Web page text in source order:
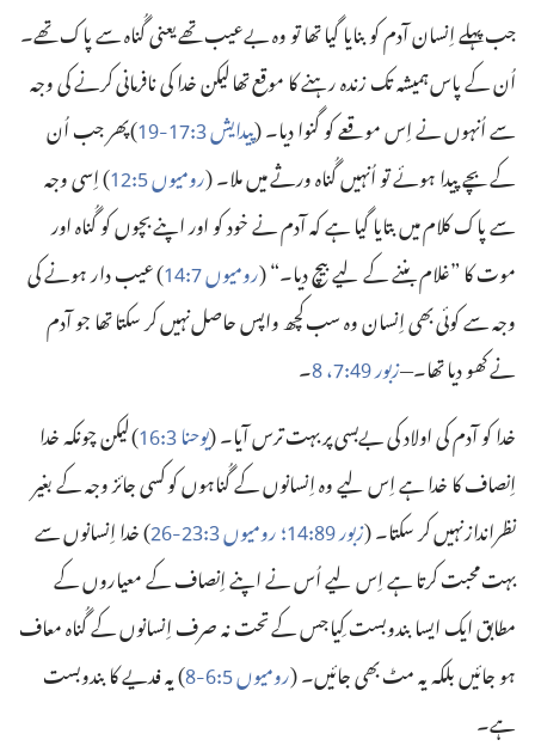
جب پہلے اِنسان آدم کو بنایا گیا تھا تو وہ بے‌عیب تھے یعنی گُناہ سے پاک تھے۔
اُن کے پاس ہمیشہ تک زندہ رہنے کا موقع تھا لیکن خدا کی نافرمانی کرنے کی وجہ
سے اُنہوں نے اِس موقعے کو گنوا دیا۔ (‏پیدایش3
‏:‏
17
‏-‏
19‏)‏ پھر جب اُن
کے بچے پیدا ہوئے تو اُنہیں گُناہ ورثے میں ملا۔ (‏رومیوں5
‏:‏
12‏)‏ اِسی وجہ
سے پاک کلام میں بتایا گیا ہے کہ آدم نے خود کو اور اپنے بچوں کو گُناہ اور
موت کا ”‏غلام بننے کے لیے بیچ دیا۔“‏ (‏رومیوں7
‏:‏
14‏)‏ عیب دار ہونے کی
وجہ سے کوئی بھی اِنسان وہ سب کچھ واپس حاصل نہیں کر سکتا تھا جو آدم
نے کھو دیا تھا۔—‏زبور49
‏:‏
7‏،8‏۔‏
خدا کو آدم کی اولاد کی بے‌بسی پر بہت ترس آیا۔ (‏یوحنا3
‏:‏
16‏)‏ لیکن چونکہ خدا
اِنصاف کا خدا ہے اِس لیے وہ اِنسانوں کے گُناہوں کو کسی جائز وجہ کے بغیر
نظرانداز نہیں کر سکتا۔ (‏زبور89
‏:‏
14‏؛‏رومیوں3
‏:‏
23
‏-‏
26‏)‏ خدا اِنسانوں سے
بہت محبت کرتا ہے اِس لیے اُس نے اپنے اِنصاف کے معیاروں کے
مطابق ایک ایسا بندوبست کِیا جس کے تحت نہ صرف اِنسانوں کے گُناہ معاف
ہو جائیں بلکہ یہ مٹ بھی جائیں۔ (‏رومیوں5
‏:‏
6
‏-‏
8‏)‏ یہ فدیے کا بندوبست
ہے۔‏